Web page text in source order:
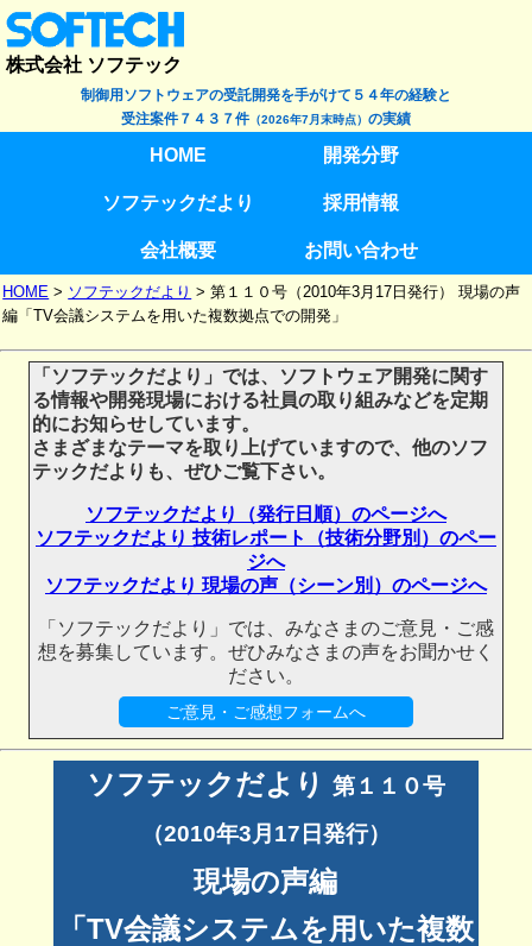
株式会社 ソフテック
制御用ソフトウェアの受託開発を手がけて５４年の経験と
受注案件７４３７件 （2026年7月末時点） の実績
HOME 開発分野
ソフテックだより 採用情報
会社概要 お問い合わせ
HOME > ソフテックだより >第１１０号（2010年3月17日発行） 現場の声
編「TV会議システムを用いた複数拠点での開発」
「ソフテックだより」では、ソフトウェア開発に関す
る情報や開発現場における社員の取り組みなどを定期
的にお知らせしています。
さまざまなテーマを取り上げていますので、他のソフ
テックだよりも、ぜひご覧下さい。
ソフテックだより（発行日順）のページへ
ソフテックだより 技術レポート（技術分野別）のペー
ジへ
ソフテックだより 現場の声（シーン別）のページへ
「ソフテックだより」では、みなさまのご意見・ご感
想を募集しています。ぜひみなさまの声をお聞かせく
ださい。
ご意見・ご感想フォームへ
ソフテックだより
第１１０号
（2010年3月17日発行）
現場の声編
「TV会議システムを用いた複数